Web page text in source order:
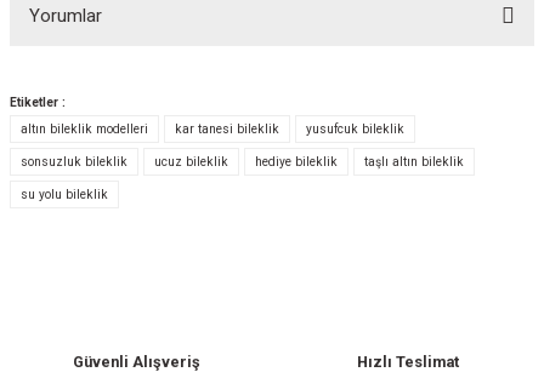
Yorumlar
Bu ürüne ilk yorumu siz yapın!
Etiketler :
altın bileklik modelleri
kar tanesi bileklik yusufcuk bileklik
sonsuzluk bileklik ucuz bileklik hediye bileklik taşlı altın bileklik
su yolu bileklik
Güvenli Alışveriş Hızlı Teslimat